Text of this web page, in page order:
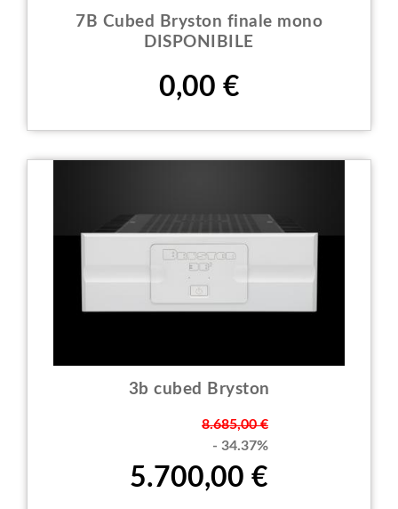
7B Cubed Bryston finale mono
DISPONIBILE
Prezzo
0,00 €
3b cubed Bryston
8.685,00 €
- 34.37%
5.700,00 €